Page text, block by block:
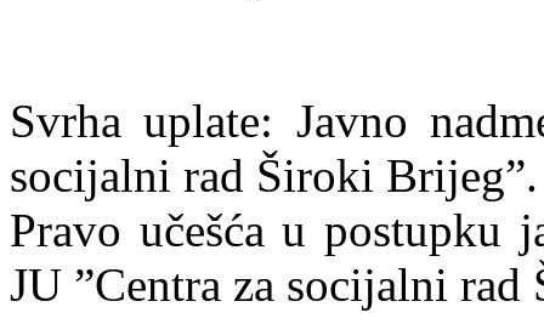
Svrha uplate: Javno
socijalni rad Široki Brijeg”.
Pravo učešća u postupku
JU ”Centra za socijalni